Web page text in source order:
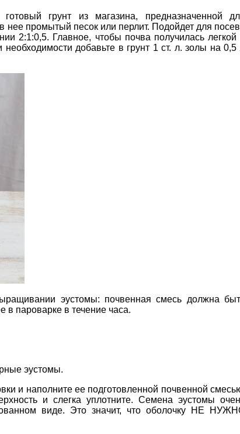
готовый грунт из магазина, предназначенной
промытый песок или перлит. Подойдет для
2:1:0,5. Главное, чтобы почва получилась легкой
добавьте в грунт 1 ст. л.золы на 0,5
эустомы: почвенная смесь должна
в пароварке в течение часа.
эустомы.
и наполните ее подготовленной почвенной
и слегка уплотните. Семена эустомы
виде. Это значит, что оболочку НЕ